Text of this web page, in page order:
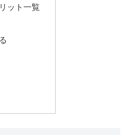
ット一覧